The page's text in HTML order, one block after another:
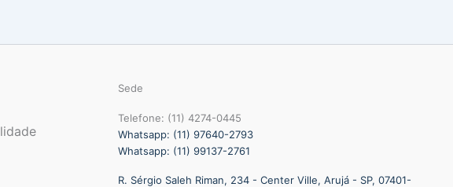
Sede
Telefone: (11) 4274-0445
Whatsapp: (11) 97640-2793
Whatsapp: (11) 99137-2761
R. Sérgio Saleh Riman, 234 - Center Ville, Arujá - SP, 07401-